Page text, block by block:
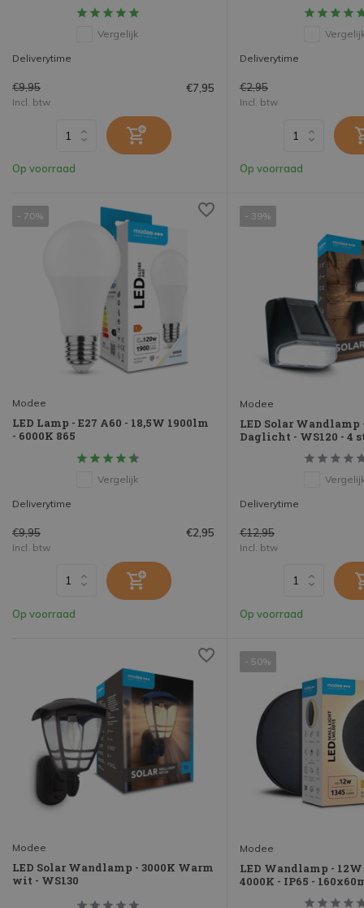
Vergelijk
Deliverytime
€9,95 €7,95
Incl. btw
Op voorraad
Deliverytime
€2,95
Incl. btw
Op voorraad
- 70%
Modee
LED Lamp - E27 A60 - 18,5W 1900lm
- 6000K 865
Vergelijk
Deliverytime
€9,95 €2,95
Incl. btw
Op voorraad
- 39%
Modee
LED Solar Wandlamp
Daglicht - WS120 - 4
Deliverytime
€12,95
Incl. btw
Op voorraad
Modee
LED Solar Wandlamp - 3000K Warm
wit - WS130
- 50%
Modee
LED Wandlamp -
4000K - IP65 -